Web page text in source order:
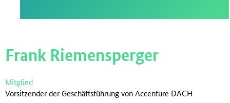
Frank Riemensperger
Mitglied
Vorsitzender der Geschäftsführung von Accenture DACH